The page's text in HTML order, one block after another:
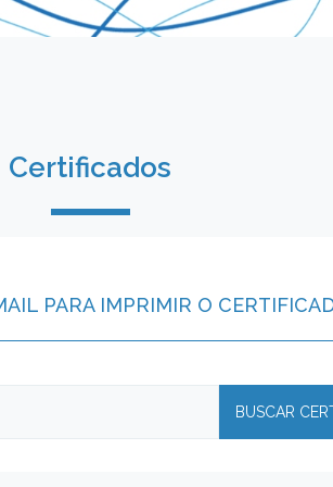
Certificados
PARA IMPRIMIR O